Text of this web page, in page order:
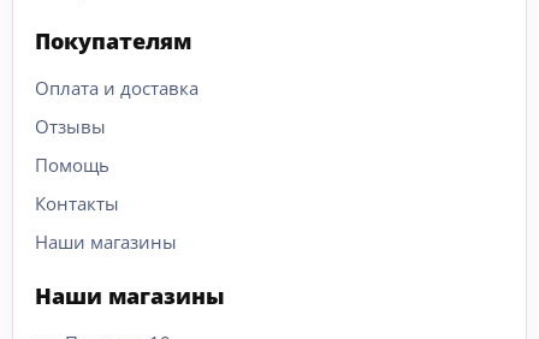
Покупателям
Оплата и доставка
Отзывы
Помощь
Контакты
Наши магазины
Наши магазины